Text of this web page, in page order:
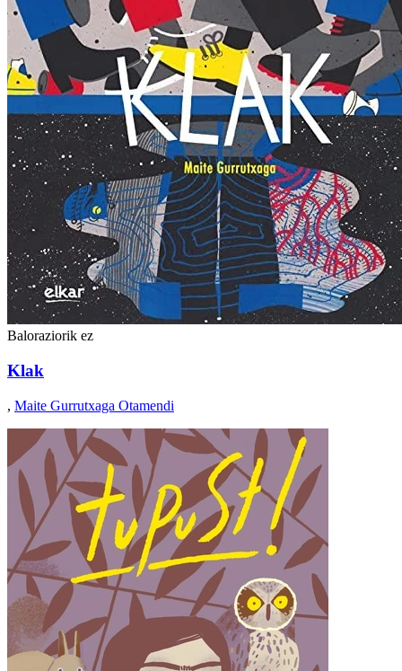
Baloraziorik ez
Klak
, Maite Gurrutxaga Otamendi